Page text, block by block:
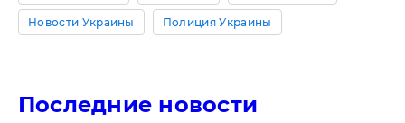
Новости Украины Полиция Украины
Последние новости